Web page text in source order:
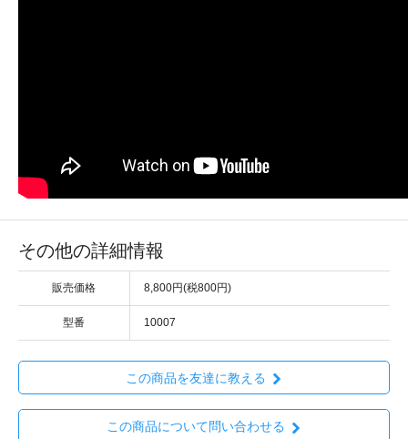
その他の詳細情報
販売価格 8,800円(税800円)
型番 10007
この商品を友達に教える
この商品について問い合わせる